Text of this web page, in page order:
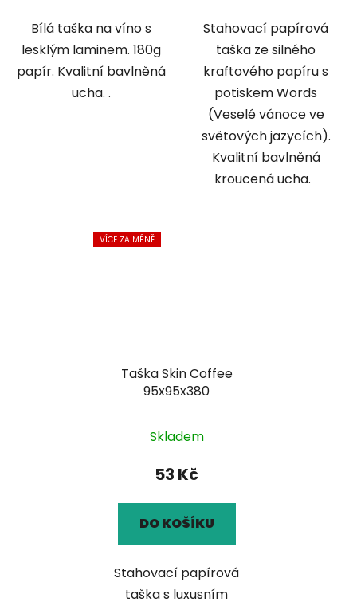
Bílá taška na víno s
lesklým laminem. 180g
papír. Kvalitní bavlněná
ucha. .
Stahovací papírová
taška ze silného
kraftového papíru s
potiskem Words
(Veselé vánoce ve
světových jazycích).
Kvalitní bavlněná
kroucená ucha.
VÍCE ZA MÉNĚ
Taška Skin Coffee
95x95x380
Skladem
53 Kč
DO KOŠÍKU
Stahovací papírová
taška s luxusním